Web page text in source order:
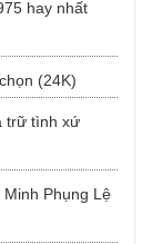
hay nhất
(24K)
trữ tình xứ
Phụng Lệ